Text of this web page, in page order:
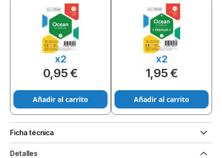
x2
0,95 €
Añadir al carrito
x2
1,95 €
Añadir al carrito
Ficha técnica
Detalles